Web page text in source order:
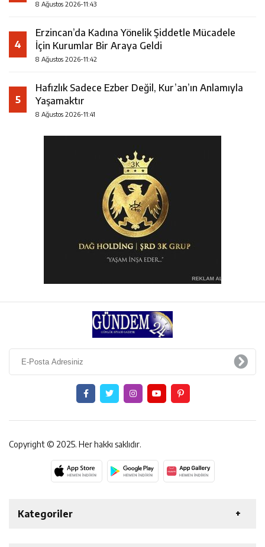
8 Ağustos 2026-11:43
4
Erzincan’da Kadına Yönelik Şiddetle Mücadele
İçin Kurumlar Bir Araya Geldi
8 Ağustos 2026-11:42
5
Hafızlık Sadece Ezber Değil, Kur’an’ın Anlamıyla
Yaşamaktır
8 Ağustos 2026-11:41
Copyright © 2025. Her hakkı saklıdır.
Kategoriler